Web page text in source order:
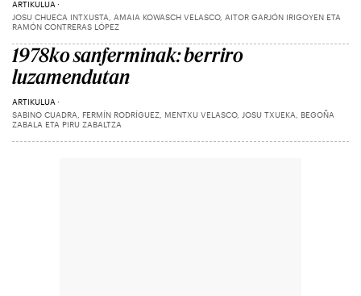
ARTIKULUA
JOSU CHUECA INTXUSTA, AMAIA KOWASCH VELASCO, AITOR GARJÓN IRIGOYEN ETA
RAMÓN CONTRERAS LÓPEZ
1978ko sanferminak: berriro
luzamendutan
ARTIKULUA
SABINO CUADRA, FERMÍN RODRÍGUEZ, MENTXU VELASCO, JOSU TXUEKA, BEGOÑA
ZABALA ETA PIRU ZABALTZA